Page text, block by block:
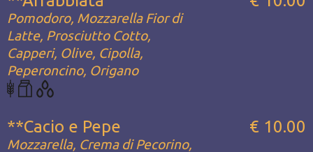
Pomodoro, Mozzarella Fior di
Latte, Prosciutto Cotto,
Capperi, Olive, Cipolla,
Peperoncino, Origano
**Cacio e Pepe
Mozzarella, Crema di Pecorino,
€ 10.00